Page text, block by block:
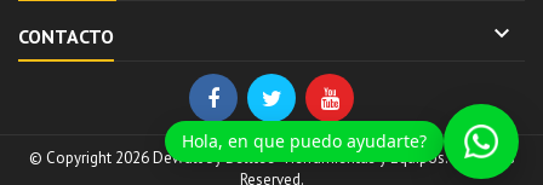
CONTACTO 
© Copyright 2026 Dewalt by Belltec - Herramientas y Equipos. All Rights
Reserved.
Hola, en que puedo ayudarte?